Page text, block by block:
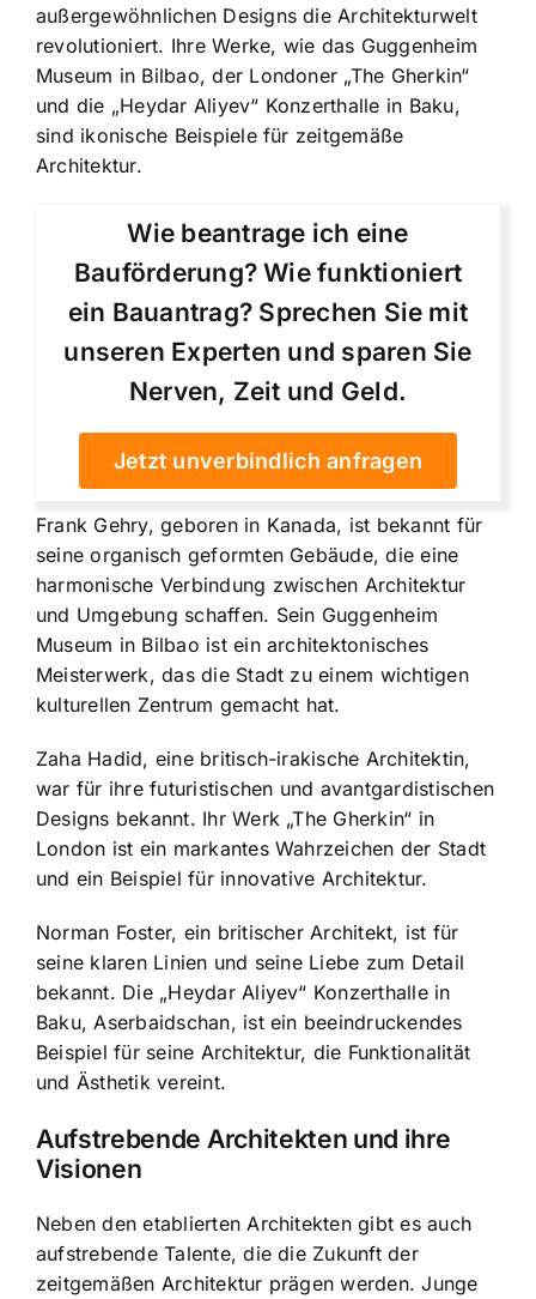
außergewöhnlichen Designs die Architekturwelt
revolutioniert. Ihre Werke, wie das Guggenheim
Museum in Bilbao, der Londoner „The Gherkin“
und die „Heydar Aliyev“ Konzerthalle in Baku,
sind ikonische Beispiele für zeitgemäße
Architektur.
Wie beantrage ich eine
Bauförderung? Wie funktioniert
ein Bauantrag? Sprechen Sie mit
unseren Experten und sparen Sie
Nerven, Zeit und Geld.
Jetzt unverbindlich anfragen
Frank Gehry, geboren in Kanada, ist bekannt für
seine organisch geformten Gebäude, die eine
harmonische Verbindung zwischen Architektur
und Umgebung schaffen. Sein Guggenheim
Museum in Bilbao ist ein architektonisches
Meisterwerk, das die Stadt zu einem wichtigen
kulturellen Zentrum gemacht hat.
Zaha Hadid, eine britisch-irakische Architektin,
war für ihre futuristischen und avantgardistischen
Designs bekannt. Ihr Werk „The Gherkin“ in
London ist ein markantes Wahrzeichen der Stadt
und ein Beispiel für innovative Architektur.
Norman Foster, ein britischer Architekt, ist für
seine klaren Linien und seine Liebe zum Detail
bekannt. Die „Heydar Aliyev“ Konzerthalle in
Baku, Aserbaidschan, ist ein beeindruckendes
Beispiel für seine Architektur, die Funktionalität
und Ästhetik vereint.
Aufstrebende Architekten und ihre
Visionen
Neben den etablierten Architekten gibt es auch
aufstrebende Talente, die die Zukunft der
zeitgemäßen Architektur prägen werden. Junge